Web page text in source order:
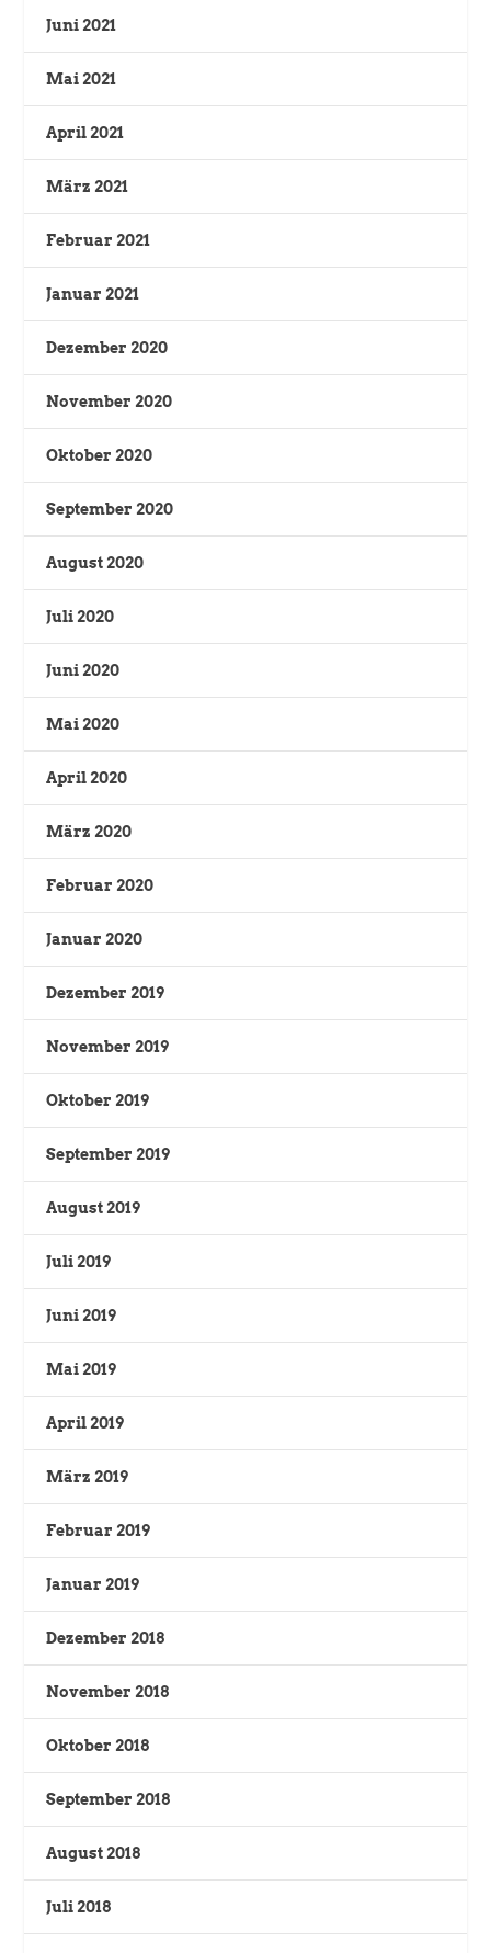
Juni 2021
Mai 2021
April 2021
März 2021
Februar 2021
Januar 2021
Dezember 2020
November 2020
Oktober 2020
September 2020
August 2020
Juli 2020
Juni 2020
Mai 2020
April 2020
März 2020
Februar 2020
Januar 2020
Dezember 2019
November 2019
Oktober 2019
September 2019
August 2019
Juli 2019
Juni 2019
Mai 2019
April 2019
März 2019
Februar 2019
Januar 2019
Dezember 2018
November 2018
Oktober 2018
September 2018
August 2018
Juli 2018